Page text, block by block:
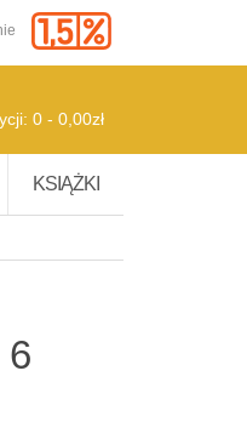
0 - 0,00zł
KSIĄŻKI
6